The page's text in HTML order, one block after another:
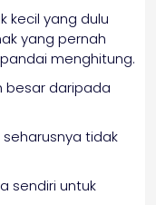
kecil yang dulu
yang pernah
menghitung.
besar daripada
tidak
sendiri untuk